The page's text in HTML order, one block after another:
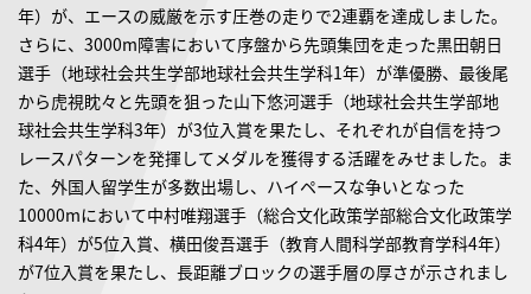
年）が、エースの威厳を示す圧巻の走りで2連覇を達成しました。
さらに、3000m障害において序盤から先頭集団を走った黒田朝日
選手（地球社会共生学部地球社会共生学科1年）が準優勝、最後尾
から虎視眈々と先頭を狙った山下悠河選手（地球社会共生学部地
球社会共生学科3年）が3位入賞を果たし、それぞれが自信を持つ
レースパターンを発揮してメダルを獲得する活躍をみせました。ま
た、外国人留学生が多数出場し、ハイペースな争いとなった
10000mにおいて中村唯翔選手（総合文化政策学部総合文化政策学
科4年）が5位入賞、横田俊吾選手（教育人間科学部教育学科4年）
が7位入賞を果たし、長距離ブロックの選手層の厚さが示されまし